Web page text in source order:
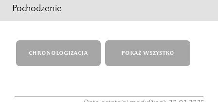
Pochodzenie
CHRONOLOGIZACJA POKAŻ WSZYSTKO